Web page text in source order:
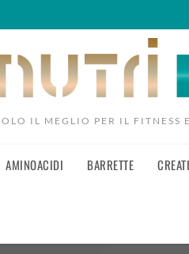
IL MEGLIO PER IL FITNESS
AMINOACIDI BARRETTE